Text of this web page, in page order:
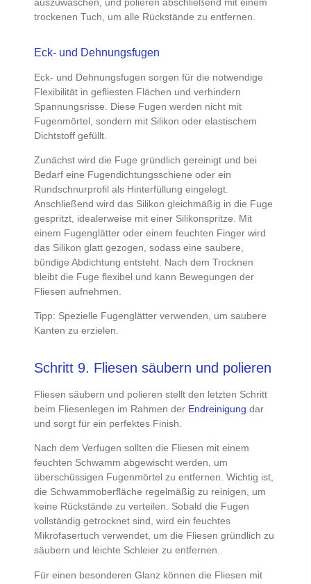
trockenen Tuch, um alle Rückstände zu entfernen.
Eck- und Dehnungsfugen
Eck- und Dehnungsfugen sorgen für die notwendige
Flexibilität in gefliesten Flächen und verhindern
Spannungsrisse. Diese Fugen werden nicht mit
Fugenmörtel, sondern mit Silikon oder elastischem
Dichtstoff gefüllt.
Zunächst wird die Fuge gründlich gereinigt und bei
Bedarf eine Fugendichtungsschiene oder ein
Rundschnurprofil als Hinterfüllung eingelegt
Anschließend wird das Silikon gleichmäßig in die Fuge
gespritzt, idealerweise mit einer Silikonspritze. Mit
einem Fugenglätter oder einem feuchten Finger wird
das Silikon glatt gezogen , sodass eine saubere,
bündige Abdichtung entsteht. Nach dem Trocknen
bleibt die Fuge flexibel und kann Bewegungen der
Fliesen aufnehmen.
Tipp: Spezielle Fugenglätter verwenden, um saubere
Kanten zu erzielen.
Schritt 9. Fliesen säubern und polieren
Fliesen säubern und polieren stellt den letzten Schritt
beim Fliesenlegen im Rahmen der Endreinigung dar
und sorgt für ein perfektes Finish.
Nach dem Verfugen sollten die Fliesen mit einem
feuchten Schwamm abgewischt werden, um
überschüssigen Fugenmörtel zu entfernen . Wichtig ist,
die Schwammoberfläche regelmäßig zu reinigen, um
keine Rückstände zu verteilen. Sobald die Fugen
vollständig getrocknet sind, wird ein feuchtes
Mikrofasertuch verwendet, um die Fliesen gründlich zu
säubern und leichte Schleier zu entfernen
Füreinen besonderen Glanz können die Fliesen mit